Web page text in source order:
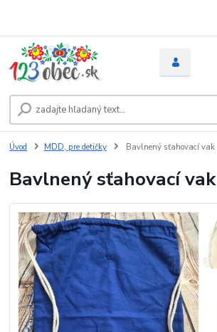
Úvod MDD, pre detičky Bavlnený sťahovací vak
Bavlnený sťahovací vak